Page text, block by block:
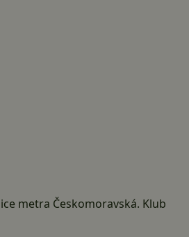
metra Českomoravská. Klub